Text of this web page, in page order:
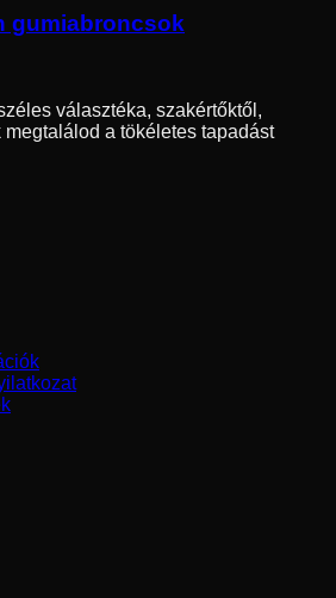
gumiabroncsok
választéka, szakértőktől,
a tökéletes tapadást